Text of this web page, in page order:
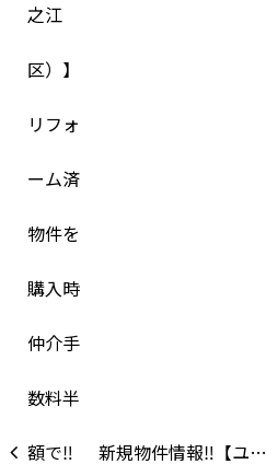
新規物件情報‼【ユ…